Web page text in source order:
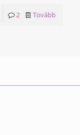
2 Tovább